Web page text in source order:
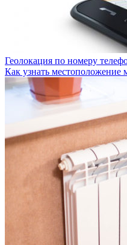
Геолокация по номеру
Как узнать местоположение